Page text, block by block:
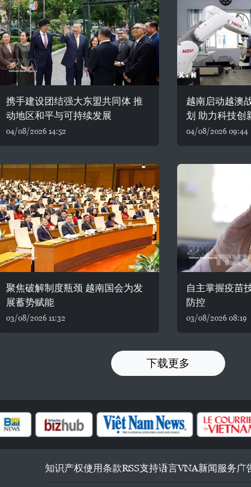
携手建设团结强大东盟共同体 推
动地区和平与可持续发展
04/08/2026 14:52
越南启动越澳
划 助力科技创
04/08/2026 09:44
聚焦破解制度瓶颈 越南国会为发
展蓄势赋能
03/08/2026 11:32
自主掌握疫苗
防控
03/08/2026 08:19
下载更多
知识产权使用条款RSS支持语言VNA新闻服务广